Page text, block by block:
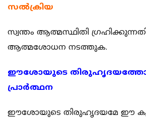
സല്‍ക്രിയ
സ്വന്തം ആത്മസ്ഥിതി
ആത്മശോധന നടത്തുക.
ഈശോയുടെ
പ്രാര്‍ത്ഥന
ഈശോയുടെ തിരുഹൃദയമേ ഈ